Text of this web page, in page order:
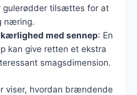
gulerødder tilsættes for at
næring.
med sennep: En
kan give retten et ekstra
smagsdimension.
viser, hvordan brændende